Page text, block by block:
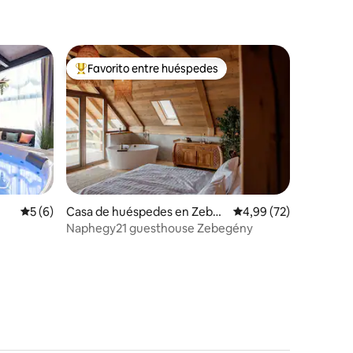
Calificación promedio: 5 de 5. 6 evaluaciones
5 (6)
Favorito entre los huéspedes más destacados
Favorito entre huéspedes
Casa de huéspedes en Zebeg
ény
Calificación
4,99 (72)
Naphegy21 guesthouse Zebegény